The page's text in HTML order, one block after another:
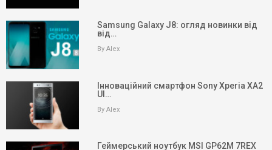
Samsung Galaxy J8: огляд новинки від
від…
By Alex
Інноваційний смартфон Sony Xperia XA2
Ul…
By Alex
Геймерський ноутбук MSI GP62M 7REX